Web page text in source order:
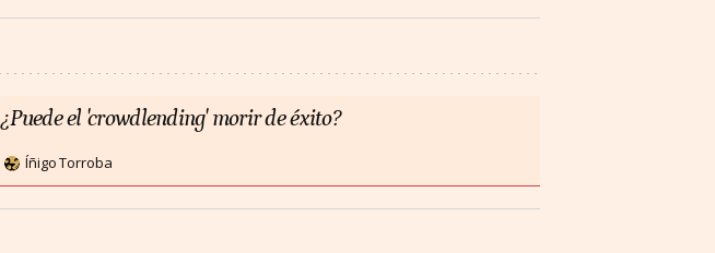
¿Puede el 'crowdlending' morir de éxito?
Íñigo Torroba